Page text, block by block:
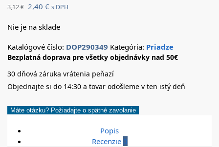
3,12€ 2,40 € s DPH
Nie je na sklade
Katalógové číslo: DOP290349 Kategória: Priadze
Bezplatná doprava pre všetky objednávky nad 50€
30 dňová záruka vrátenia peňazí
Objednajte si do 14:30 a tovar odošleme v ten istý deň
Máte otázku? Požiadajte o spätné zavolanie
Popis
Recenzie 0